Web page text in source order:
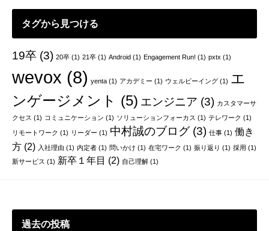
ョ
ン
タグから見つける
19卒(3) 20卒(1) 21卒(1) Android(1) Engagement Run! (1) pxtx (1)
wevox (8) yenta(1) アカデミー (1) ウェルビーイング(1) エ
ンゲージメント (5) エンジニア (3) カスタマーサ
クセス (1) コミュニケーション (1) ソリューションフォーカス (1) テレワーク (1)
リモートワーク (1) リーダー (1) 中村誠のブログ(3) 仕事(1) 働き
方(2) 入社理由 (1) 内定者(1) 問いかけ (1) 在宅ワーク (1) 振り返り (1) 採用 (1)
新サービス (1) 新卒１年目 (2) 自己理解(1)
過去の投稿